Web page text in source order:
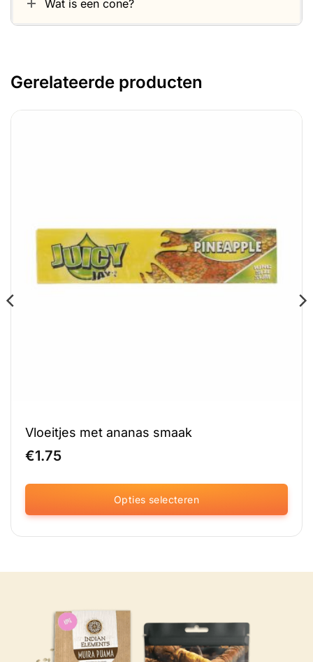
Wat is een cone?
Gerelateerde producten
Vloeitjes met ananas smaak
€1.75
Opties selecteren
Dit
product
worden